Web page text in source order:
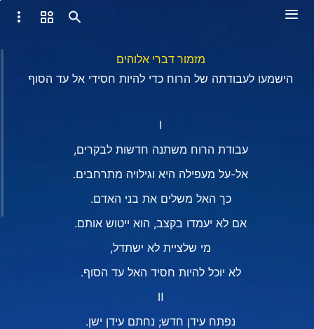
מזמור דברי אלוהים
הישמעו לעבודתה של הרוח כדי להיות חסידי אל עד הסוף
Ⅰ
עבודת הרוח משתנה חדשות לבקרים,
אל-על מעפילה היא וגילויה מתרחבים.
כך האל משלים את בני האדם.
אם לא יעמדו בקצב, הוא ייטוש אותם.
מי שלציית לא ישתדל,
לא יוכל להיות חסיד האל עד הסוף.
Ⅱ
נפתח עידן חדש; נחתם עידן ישן.